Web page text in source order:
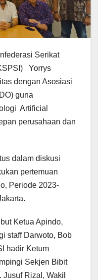
Serikat
Yorrys
dengan Asosiasi
guna
Artificial
perusahaan dan
dalam diskusi
pertemuan
Periode 2023-
Ketua Apindo,
staff Darwoto, Bob
hadir Ketum
Sekjen Bibit
Rizal, Wakil